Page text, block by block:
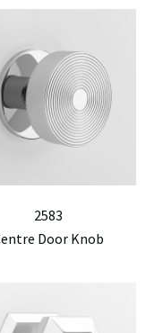
2583
Door Knob